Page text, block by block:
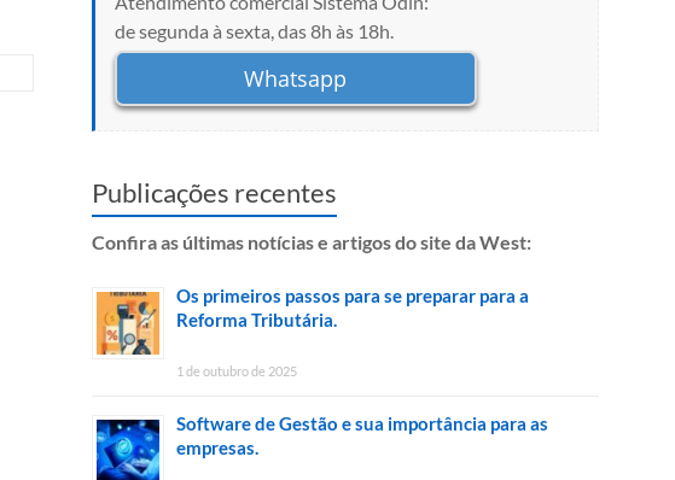
de segunda à sexta, das 8h às 18h.
Whatsapp
Publicações recentes
Confira as últimas notícias e artigos do site da West:
Os primeiros passos para se preparar para a
Reforma Tributária.
1 de outubro de 2025
Software de Gestão e sua importância para as
empresas.